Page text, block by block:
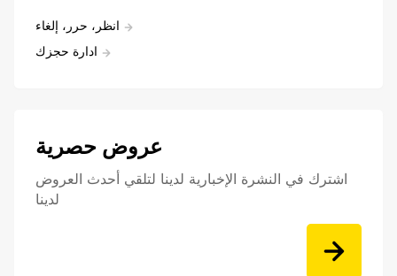
انظر، حرر، إلغاء
ادارة حجزك
عروض حصرية
اشترك في النشرة الإخبارية لدينا لتلقي أحدث العروض
لدينا